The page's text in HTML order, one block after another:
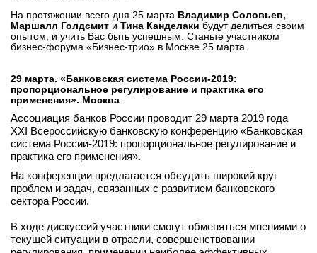
На протяжении всего дня 25 марта Владимир Соловьев,
Маршалл Голдсмит и Тина Канделаки будут делиться своим
опытом, и учить Вас быть успешным. Станьте участником
бизнес-форума «Бизнес-трио» в Москве 25 марта.
29 марта. «Банковская система России-2019:
пропорциональное регулирование и практика его
применения». Москва
Ассоциация банков России проводит 29 марта 2019 года
XXI Всероссийскую банковскую конференцию «Банковская
система России-2019: пропорциональное регулирование и
практика его применения».
На конференции предлагается обсудить широкий круг
проблем и задач, связанных с развитием банковского
сектора России.
В ходе дискуссий участники смогут обменяться мнениями о
текущей ситуации в отрасли, совершенствовании